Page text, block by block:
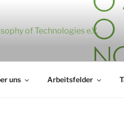
of Technologies e.V.
uns Arbeitsfelder